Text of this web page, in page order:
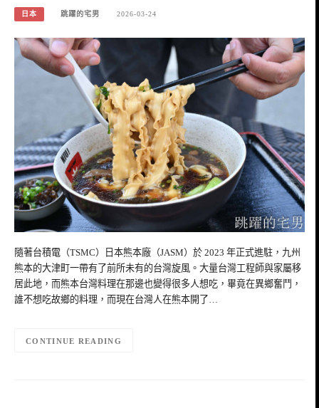
日本 跳躍的宅男 2026-03-24
隨著台積電（TSMC）日本熊本廠（JASM）於 2023 年正式進駐，九州
熊本的大津町一帶有了前所未有的台灣旋風。大量台灣工程師與家屬移
居此地，而熊本台灣料理在那邊也變得很多人想吃，畢竟在異鄉奮鬥，
誰不想吃故鄉的料理，而現在台灣人在熊本開了…
CONTINUE READING